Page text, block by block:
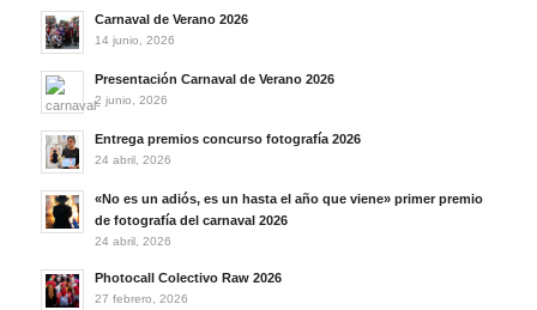
Carnaval de Verano 2026
14 junio, 2026
Presentación Carnaval de Verano 2026
2 junio, 2026
Entrega premios concurso fotografía 2026
24 abril, 2026
«No es un adiós, es un hasta el año que viene» primer premio
de fotografía del carnaval 2026
24 abril, 2026
Photocall Colectivo Raw 2026
27 febrero, 2026